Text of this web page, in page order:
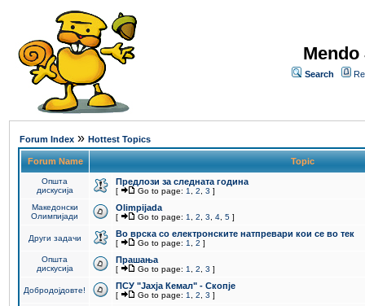
Search
Forum Index » Hottest Topics
Forum Name Topic
Општа
дискусија
Предлози за следната година
[ Go to page: 1 2 3 ]
Македонски
Олимпијади
Olimpijada
[ Go to page: 1 2 3 4 5 ]
Други задачи Во врска со електронските натпревари кои се во тек
[ Go to page: 1 2 ]
Општа
дискусија
Прашања
[ Go to page: 1 2 3 ]
Добродојдовте! ПCУ "Јахја Кемал" - Скопје
[ Go to page: 1 2 3 ]